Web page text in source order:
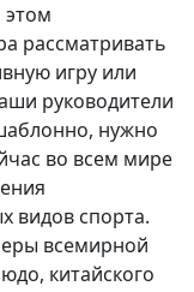
этом
рассматривать
игру или
руководители
нужно
во всем мире
видов спорта.
всемирной
китайского